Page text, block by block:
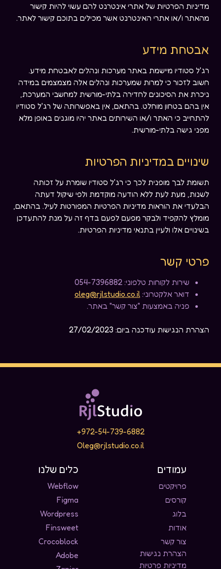
מדיניות הפרטיות של אתרי אינטרנט להם עשוי להיות קישור
מהאתר ו/או אתרי האינטרנט אשר מכילים בתוכם קישור לאתר.
אבטחת מידע
רג'ל סטודיו מיישמת באתר מערכות ונהלים לאבטחת מידע.
חשוב לזכור כי למרות שמערכות ונהלים אלה מצמצמים במידה
ניכרת את הסיכונים לחדירה בלתי-מורשית למחשבי המערכת,
אין בהם בטחון מוחלט. בהתאם, אין באפשרותה של רג'ל סטודיו
להתחייב כי האתר ו/או השירותים באתר יהיו מוגנים באופן מלא
מפני גישה בלתי-מורשית.
שינויים במדיניות הפרטיות
תשומת לבך מופנית לכך כי רג'ל סטודיו שומרת על זכותה
לשנות, מעת לעת ללא הודעה מוקדמת ולפי שיקול דעתה
הבלעדי את הוראות מדיניות הפרטיות המפורטות לעיל. בהתאם,
מומלץ להקפיד ולבקר מפעם לפעם בדף זה על מנת להתעדכן
בשינויים אלו ולעיין בתנאי מדיניות הפרטיות.
פרטי קשר
שירות לקוחות טלפוני: 054-7396882
דואר אלקטרוני: oleg@rjlstudio.co.il
פניה באמצעות "צור קשר" באתר.
הצהרת הנגישות עודכנה ביום: 27/02/2023
972-54-739-6882+
Oleg@rjlstudio.co.il
עמודים
פרויקטים
קורסים
בלוג
אודות
צור קשר
הצהרת נגישות
מדיניות פרטיות
כלים שלנו
Webflow
Figma
Wordpress
Finsweet
Crocoblock
Adobe